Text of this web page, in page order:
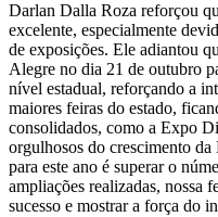
Darlan Dalla Roza reforçou
excelente, especialmente
de exposições. Ele adiantou
Alegre no dia 21 de outubro
nível estadual, reforçando a
maiores feiras do estado,
consolidados, como a Expo
orgulhosos do crescimento da
para este ano é superar o
ampliações realizadas, nossa
sucesso e mostrar a força do